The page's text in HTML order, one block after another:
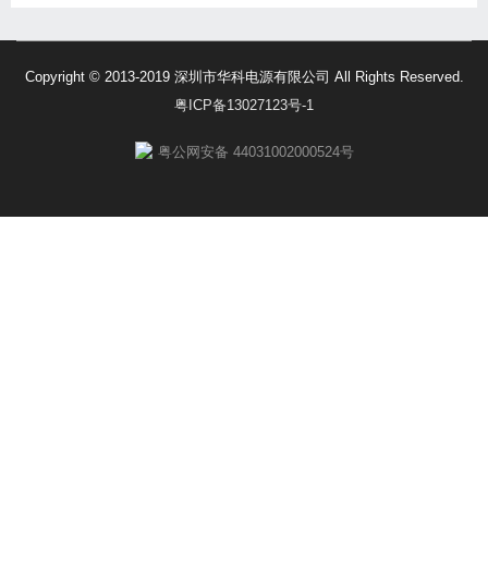
Copyright © 2013-2019 深圳市华科电源有限公司 All Rights Reserved.
粤ICP备13027123号-1
粤公网安备 44031002000524号